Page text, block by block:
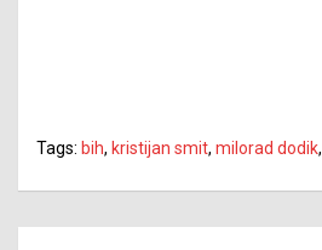
Tags: bih, kristijan smit, milorad dodik,